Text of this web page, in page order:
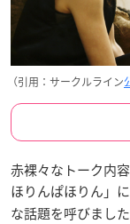
（引用：サークルライン
赤裸々なトーク内
ほりんぱほりん」に
な話題を呼びました